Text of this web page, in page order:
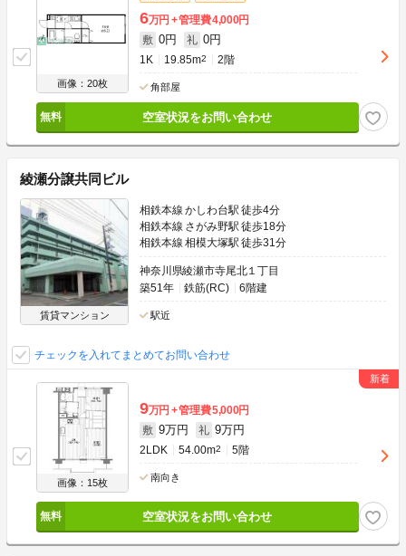
画像：20枚
6万円 管理費4,000円
敷 0円 礼 0円
1K 19.85m2 2階
角部屋
空室状況をお問い合わせ
綾瀬分譲共同ビル
賃貸マンション
相鉄本線 かしわ台駅 徒歩4分
相鉄本線 さがみ野駅 徒歩18分
相鉄本線 相模大塚駅 徒歩31分
神奈川県綾瀬市寺尾北１丁目
築51年
鉄筋(RC) 6階建
駅近
チェックを入れてまとめてお問い合わせ
画像：15枚
9万円 管理費5,000円
敷 9万円 礼 9万円
2LDK 54.00m2 5階
南向き
空室状況をお問い合わせ